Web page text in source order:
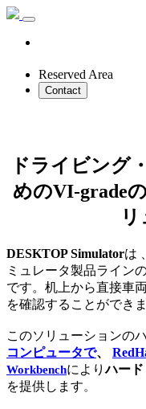
Reserved Area
Contact
ドライビング
めのVI-grade
DESKTOP Simulatorは
ミュレータ製品ライン
です。机上から直接車
を確認することができま
このソリューションの
コンピュータで、
Workbenchによりハー
を提供します。